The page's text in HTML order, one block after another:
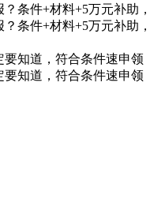
条件+材料+5万元补助
条件+材料+5万元补助
知道，符合条件速申领
知道，符合条件速申领